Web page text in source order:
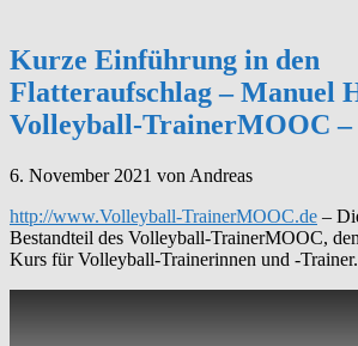
Kurze Einführung in den
Flatteraufschlag – Manuel
Volleyball-TrainerMOOC –
6. November 2021 von Andreas
http://www.Volleyball-TrainerMOOC.de –
Bestandteil des Volleyball-TrainerMOOC,
Kurs für Volleyball-Trainerinnen und -Trainer.